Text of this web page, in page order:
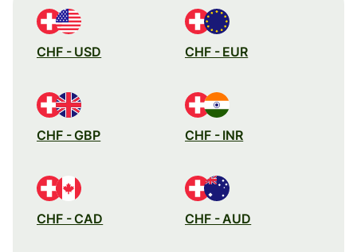
CHF - USD CHF - EUR
CHF - GBP CHF - INR
CHF - CAD CHF - AUD